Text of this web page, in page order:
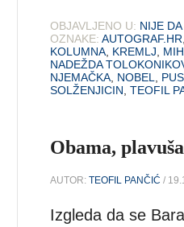
OBJAVLJENO U: NIJE
OZNAKE: AUTOGRAF.HR
KOLUMNA KREMLJ
NADEŽDA
NJEMAČKA NOBEL
SOLŽENJICIN ,TEOFIL
Obama,
AUTOR:TEOFIL PANČIĆ /
Izgleda da se